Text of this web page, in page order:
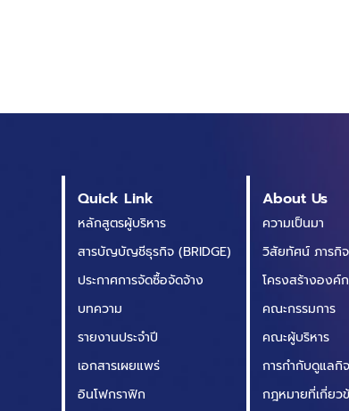
Quick Link
หลักสูตรผู้บริหาร
สารบัญบัญชีธุรกิจ (BRIDGE)
ประกาศการจัดซื้อจัดจ้าง
บทความ
รายงานประจำปี
เอกสารเผยแพร่
อินโฟกราฟิก
About Us
ความเป็นมา
วิสัยทัศน์ ภารกิจ
โครงสร้างองค์
คณะกรรมการ
คณะผู้บริหาร
การกำกับดูแลกิ
กฎหมายที่เกี่ยว